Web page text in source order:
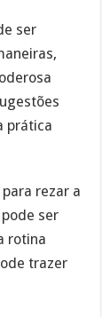
ser
prática
rezar a
ser
rotina
trazer